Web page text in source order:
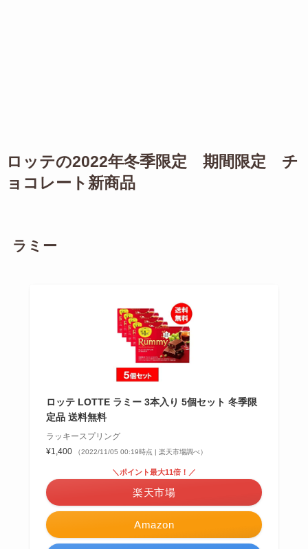
ロッテの2022年冬季限定 期間限定 チ
ョコレート新商品
ラミー
ロッテ LOTTE ラミー 3本入り 5個セット 冬季限
定品 送料無料
ラッキースプリング
¥1,400
（2022/11/05 00:19時点 | 楽天市場調べ）
Amazon
＼ポイント最大11倍！／
楽天市場